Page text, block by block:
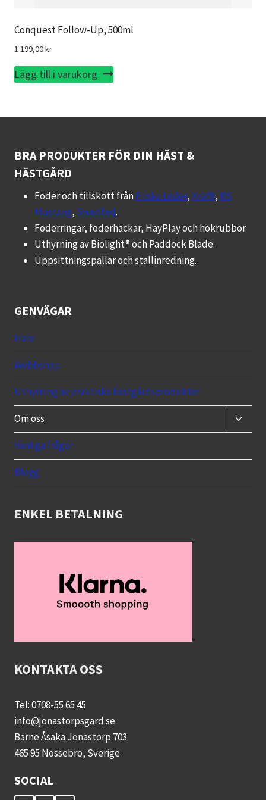
Conquest Follow-Up, 500ml
1 199,00kr
Lägg till i varukorg
BRA PRODUKTER FÖR DIN HÄST &
HÄSTGÅRD
Foder och tillskott frånFriska Leder, Krafft, RS
Mustang, Swedfed.
Foderringar, foderhäckar, HayPlay och hökrubbor.
Uthyrning av Biolight® och Paddock Blade.
Uppsittningspallar och stallinredning.
GENVÄGAR
Hem
Webbshop
Uthyrning av praktiska hästgårdsprodukter
Om oss
Toggle
child
Vanliga frågor
Blogg
ENKEL BETALNING
KONTAKTA OSS
Tel: 0708-55 65 45
info@jonastorpsgard.se
Barne Åsaka Jonastorp 703
465 95 Nossebro, Sverige
SOCIAL